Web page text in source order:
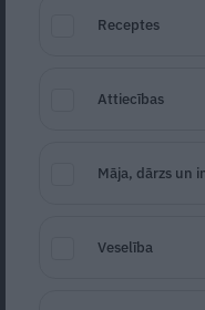
«Uzvarēt vēl
Ēķim pēc
Receptes
Attiecības
Māja, dārzs un
Veselība